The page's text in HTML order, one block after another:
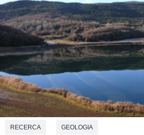
RECERCA GEOLOGIA